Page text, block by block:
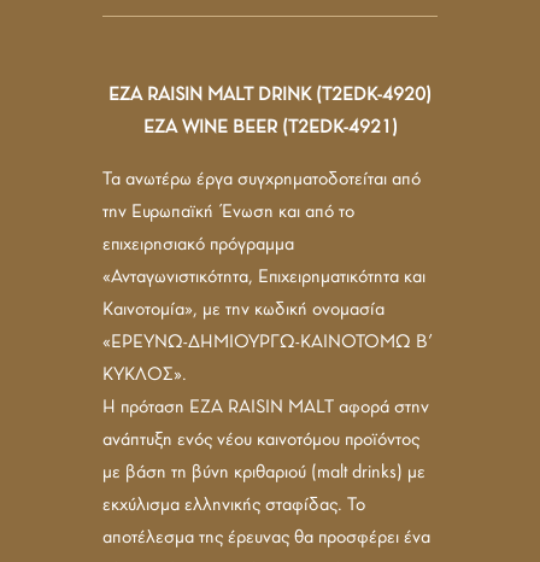
ΕΖΑ RAISIN MALT DRINK (T2EDK-4920)
ΕΖΑ WINE BEER (T2EDK-4921)
Τα ανωτέρω έργα συγχρηματοδοτείται από
την Ευρωπαϊκή Ένωση και από το
επιχειρησιακό πρόγραμμα
«Ανταγωνιστικότητα, Επιχειρηματικότητα και
Καινοτομία», με την κωδική ονομασία
«ΕΡΕΥΝΩ-ΔΗΜΙΟΥΡΓΩ-ΚΑΙΝΟΤΟΜΩ Β’
ΚΥΚΛΟΣ».
Η πρόταση EZA RAISIN MALT αφορά στην
ανάπτυξη ενός νέου καινοτόμου προϊόντος
με βάση τη βύνη κριθαριού (malt drinks) με
εκχύλισμα ελληνικής σταφίδας. Το
αποτέλεσμα της έρευνας θα προσφέρει ένα